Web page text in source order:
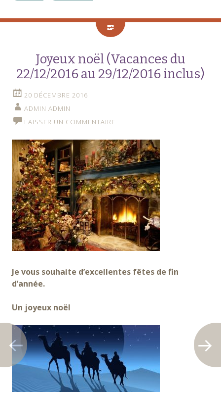
Joyeux noël (Vacances du
22/12/2016 au 29/12/2016 inclus)
20 DÉCEMBRE 2016
ADMIN ADMIN
LAISSER UN COMMENTAIRE
Je vous souhaite d’excellentes fêtes de fin
d’année.
Un joyeux noël